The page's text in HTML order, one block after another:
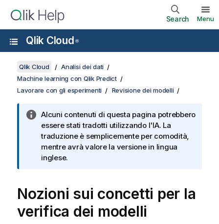
Search Menu
Qlik Cloud ®
Qlik Cloud
Analisi dei dati
Machine learning con Qlik Predict
Lavorare con gli esperimenti
Revisione dei modelli
Alcuni contenuti di questa pagina potrebbero
essere stati tradotti utilizzando l'IA. La
traduzione è semplicemente per comodità,
mentre avrà valore la versione in lingua
inglese.
Nozioni sui concetti per la
verifica dei modelli